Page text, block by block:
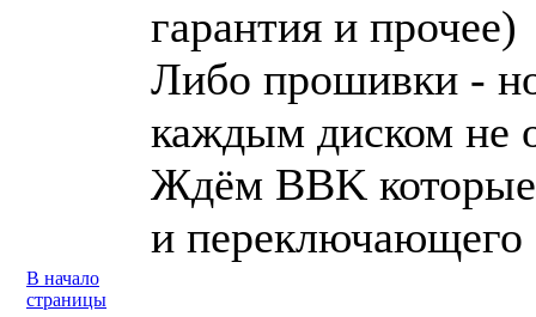
гарантия и прочее)
Либо прошивки -
каждым диском не
Ждём BBK которые
и переключающего
В начало
страницы